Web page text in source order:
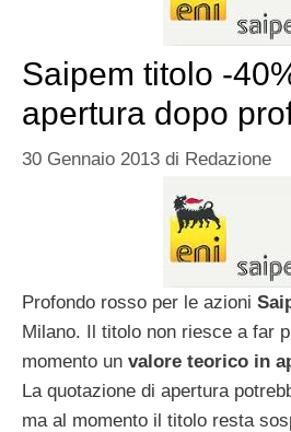
Saipem titolo -
apertura dopo
30 Gennaio 2013 di Redazione
Profondo rosso per le azioni
Milano. Il titolo non riesce a far
momento un valore teorico in
La quotazione di apertura
ma al momento il titolo resta